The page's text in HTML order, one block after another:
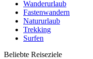
Wanderurlaub
Fastenwandern
Natururlaub
Trekking
Surfen
Beliebte Reiseziele